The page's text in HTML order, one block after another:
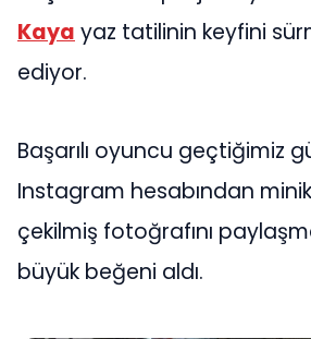
Kaya yaz tatilinin keyfini
ediyor.
Başarılı oyuncu geçtiğimiz
Instagram hesabından
çekilmiş fotoğrafını
büyük beğeni aldı.